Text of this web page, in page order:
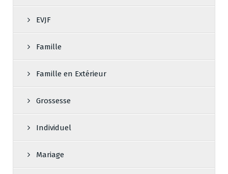
EVJF
Famille
Famille en Extérieur
Grossesse
Individuel
Mariage